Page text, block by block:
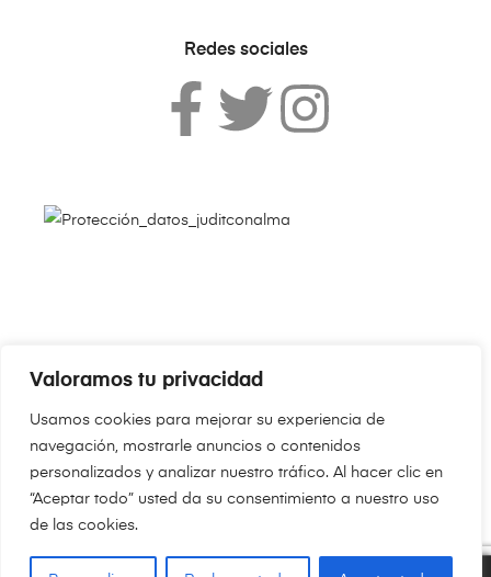
Valoramos tu privacidad
Usamos cookies para mejorar su experiencia de
navegación, mostrarle anuncios o contenidos
personalizados y analizar nuestro tráfico. Al hacer clic en
“Aceptar todo” usted da su consentimiento a nuestro uso
de las cookies.
Redes sociales
reservados.